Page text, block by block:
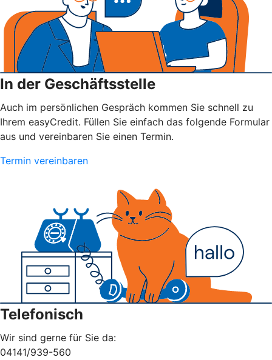
In der Geschäftsstelle
Auch im persönlichen Gespräch kommen Sie schnell zu
Ihrem easyCredit. Füllen Sie einfach das folgende Formular
aus und vereinbaren Sie einen Termin.
Termin vereinbaren
Telefonisch
Wir sind gerne für Sie da:
04141/939-560